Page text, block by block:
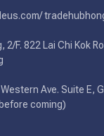
2/F. 822 Lai Chi Kok
Ave. Suite E,
coming)